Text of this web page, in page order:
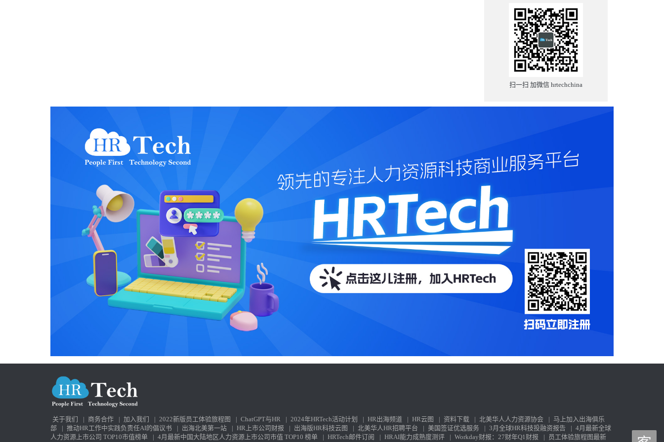
扫一扫 加微信 hrtechchina
关于我们 | 商务合作 | 加入我们 | 2022新版员工体验旅程图 | ChatGPT与HR | 2024年HRTech活动计划 | HR出海频道 | HR云图 | 资料下载 | 北美华人人力资源协会 | 马上加入出海俱乐
部
| 推动HR工作中实践负责任AI的倡议书 | 出海北美第一站 | HR上市公司财报 | 出海版HR科技云图 | 北美华人HR招聘平台 | 美国签证优选服务 | 3月全球HR科技投融资报告 | 4月最新全球
人力资源上市公司 TOP10市值榜单
| 4月最新中国大陆地区人力资源上市公司市值 TOP10 榜单 | HRTech邮件订阅 | HRAI能力成熟度测评 | Workday财报：27财年Q1财报 | 员工体验旅程图最新